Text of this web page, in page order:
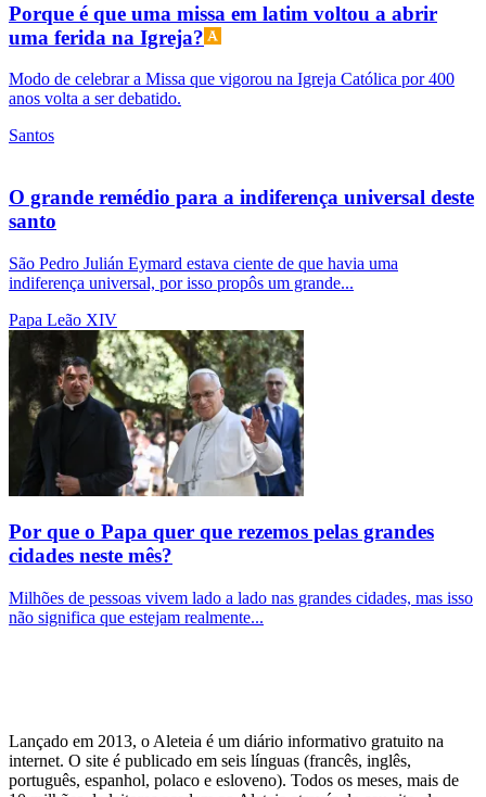
Porque é que uma missa em latim voltou a abrir
uma ferida na Igreja?
Modo de celebrar a Missa que vigorou na Igreja Católica por 400
anos volta a ser debatido.
Santos
O grande remédio para a indiferença universal deste
santo
São Pedro Julián Eymard estava ciente de que havia uma
indiferença universal, por isso propôs um grande...
Papa Leão XIV
Por que o Papa quer que rezemos pelas grandes
cidades neste mês?
Milhões de pessoas vivem lado a lado nas grandes cidades, mas isso
não significa que estejam realmente...
Lançado em 2013, o Aleteia é um diário informativo gratuito na
internet. O site é publicado em seis línguas (francês, inglês,
português, espanhol, polaco e esloveno). Todos os meses, mais de